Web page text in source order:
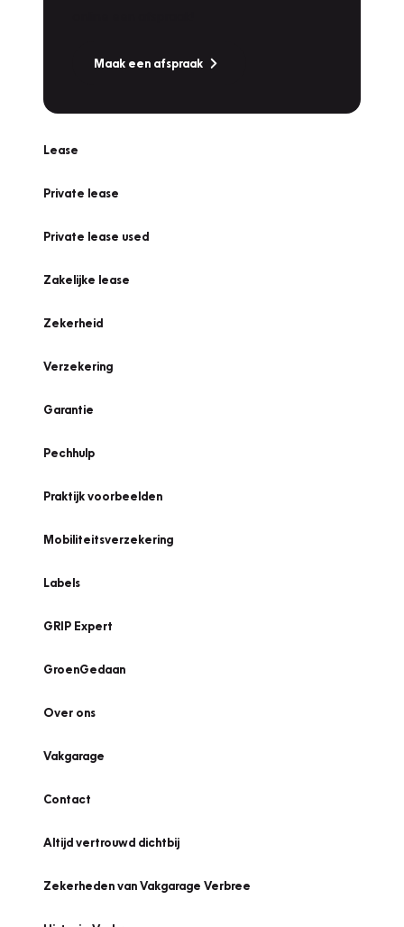
Maak een afspraak
Lease
Private lease
Private lease used
Zakelijke lease
Zekerheid
Verzekering
Garantie
Pechhulp
Praktijk voorbeelden
Mobiliteitsverzekering
Labels
GRIP Expert
GroenGedaan
Over ons
Vakgarage
Contact
Altijd vertrouwd dichtbij
Zekerheden van Vakgarage Verbree